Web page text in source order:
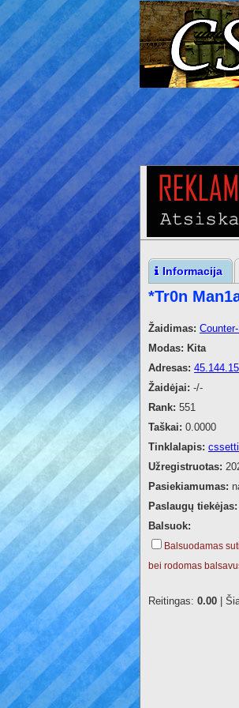
Informacija
*Tr0n
Žaidimas:
Modas: Kita
Adresas:
Žaidėjai: -/-
Rank: 551
Taškai: 0.0000
Tinklalapis:
Užregistruotas:
Pasiekiamumas:
Paslaugų tiekėjas:
Balsuok:
Balsuodamas
bei rodomas
Reitingas: 0.00 |